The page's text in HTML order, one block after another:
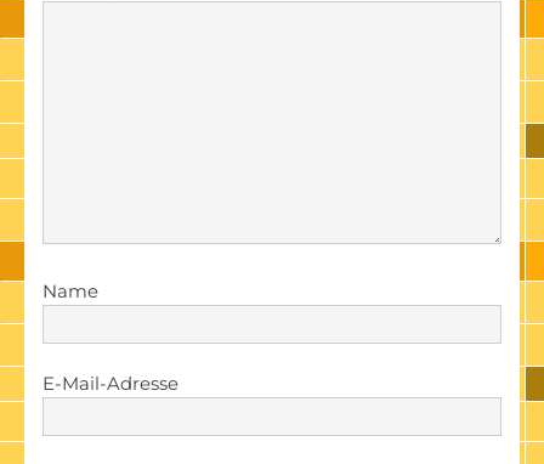
Name
E-Mail-Adresse